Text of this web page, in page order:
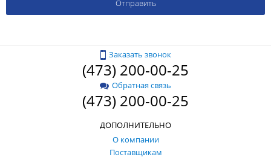
Заказать звонок
(473) 200-00-25
Обратная связь
(473) 200-00-25
ДОПОЛНИТЕЛЬНО
О компании
Поставщикам